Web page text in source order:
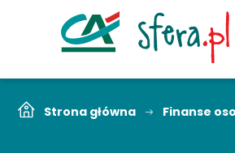
Strona główna Finanse